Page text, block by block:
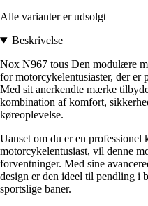
Alle varianter er udsolgt
Beskrivelse
Nox N967 tous Den modulære
for motorcykelentusiaster, der
Med sit anerkendte mærke
kombination af komfort,
køreoplevelse.
Uanset om du er en professionel
motorcykelentusiast, vil denne
forventninger. Med sine
design er den ideel til pendling i
sportslige baner.